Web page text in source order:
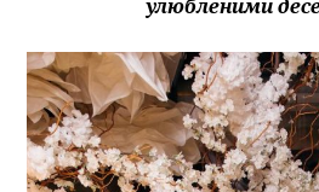
улюбленими